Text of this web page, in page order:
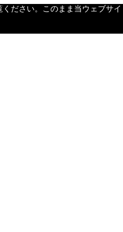
ください。このまま当ウェブサ